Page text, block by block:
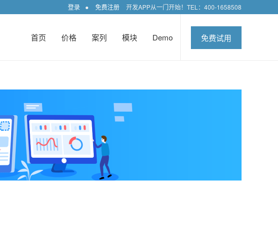
登录 ● 免费注册 开发APP从一门开始！TEL：400-1658508
首页 价格 案列 模块 Demo 免费试用